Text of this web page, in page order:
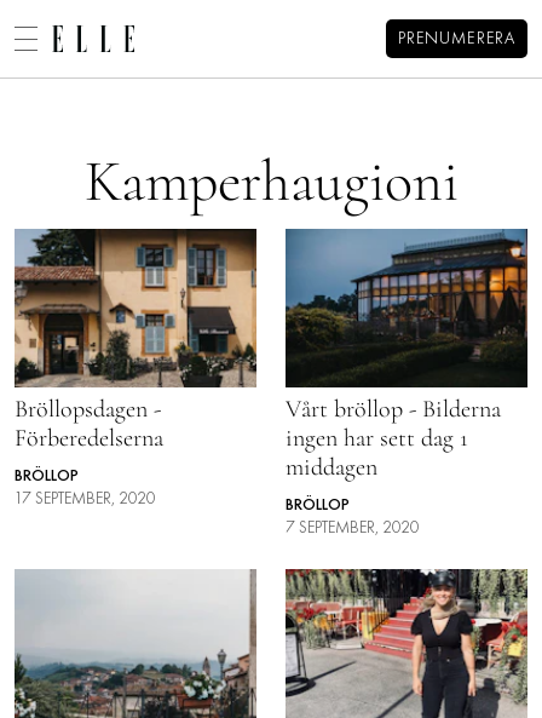
PRENUMERERA
MAT & VIN
VIDEO
BLOGGAR
MEMBER
HOROSKOP
ELLE-GALAN
RESOR
Alexandra Pizzonis blogg MENY
HEM
OM ALEXANDRA
KATEGORIER
KONTAKT
Kamperhaugioni
Bröllopsdagen -
Förberedelserna
BRÖLLOP
17 SEPTEMBER, 2020
Vårt bröllop - Bilderna
ingen har sett dag 1
middagen
BRÖLLOP
7 SEPTEMBER, 2020